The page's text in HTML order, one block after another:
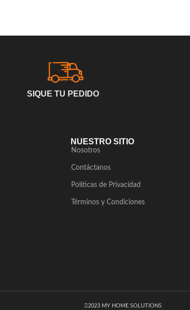
SIQUE TU PEDIDO
NUESTRO SITIO
Nosotros
Contáctanos
Políticas de Privacidad
Términos y Condiciones
2023 MY HOME SOLUTIONS